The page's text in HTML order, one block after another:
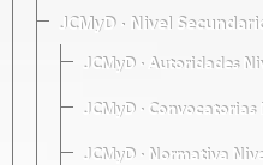
JCMyD · Nivel
JCMyD · Autoridades
JCMyD ·
JCMyD · Normativa